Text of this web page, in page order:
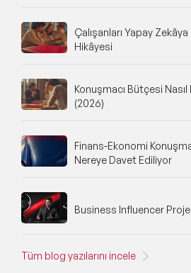
Çalışanları Yapay Zekâya
Hikâyesi
Konuşmacı Bütçesi
(2026)
Finans-Ekonomi
Nereye Davet Ediliyor
Business Influencer
Tüm blog yazılarını incele